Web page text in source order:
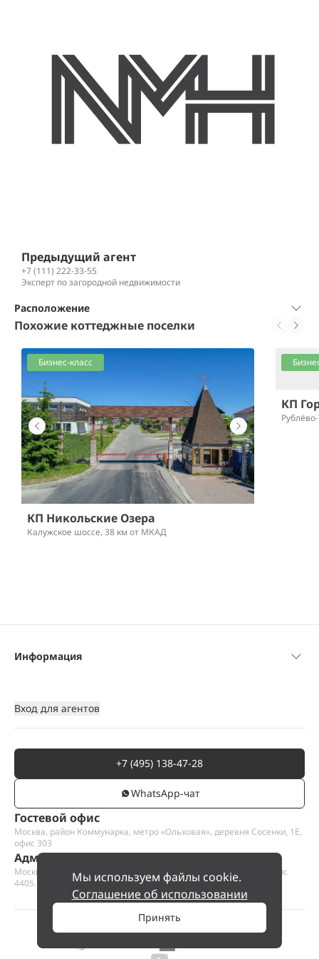
Мы используем файлы cookie.
Соглашение об использовании
Принять
Предыдущий агент
+7 (111) 222-33-55
Эксперт по загородной недвижимости
Расположение
Похожие коттеджные поселки
Бизнес-класс
КП Никольские Озера
Калужское шоссе, 38 км от МКАД
КП
Гостевой офис
Москва, район Коммунарка, метро «Ольховая», деревня Сосенки, 1Е,
офис 303
Административный офис
Москва, Пресненская набережная 12, Москва-сити, этаж 44, офис
4405.1
+7 (495) 138-47-28
WhatsАpp-чат
Информация
Вход для агентов
© Позвольте найти ваш дом.